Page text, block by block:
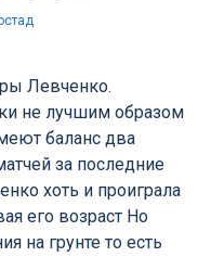
Левченко.
не лучшим образом
баланс два
за последние
хоть и проиграла
его возраст Но
на грунте то есть